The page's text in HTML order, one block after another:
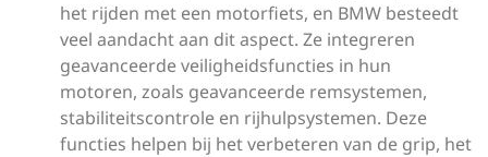
het rijden met een motorfiets, en BMW besteedt
veel aandacht aan dit aspect. Ze integreren
geavanceerde veiligheidsfuncties in hun
motoren, zoals geavanceerde remsystemen,
stabiliteitscontrole en rijhulpsystemen. Deze
functies helpen bij het verbeteren van de grip, het